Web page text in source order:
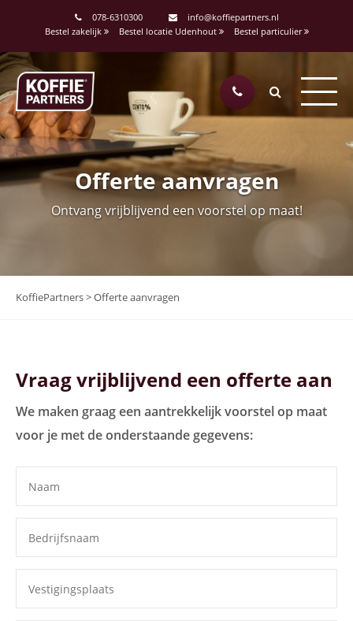
078-6310300
info@koffiepartners.nl
Bestel zakelijk
Bestel locatie Udenhout Bestel particulier
Offerte aanvragen
Ontvang vrijblijvend een voorstel op maat!
KoffiePartners>Offerte aanvragen
Vraag vrijblijvend een offerte aan
We maken graag een aantrekkelijk voorstel op maat
voor je met de onderstaande gegevens: